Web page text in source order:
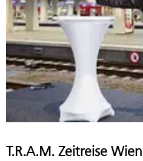
T.R.A.M. Zeitreise